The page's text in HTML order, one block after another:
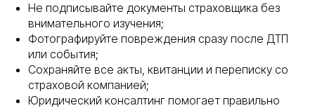
Не подписывайте документы страховщика без
внимательного изучения;
Фотографируйте повреждения сразу после ДТП
или события;
Сохраняйте все акты, квитанции и переписку со
страховой компанией;
Юридический консалтинг помогает правильно